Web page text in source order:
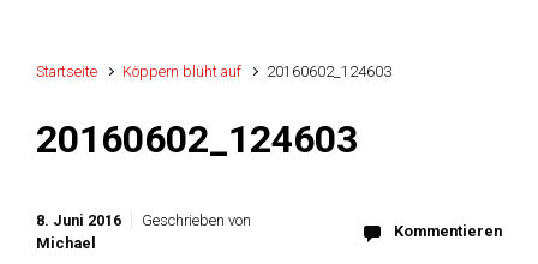
Startseite Köppern blüht auf 20160602_124603
20160602_124603
8. Juni 2016
Geschrieben von
Michael
Kommentieren